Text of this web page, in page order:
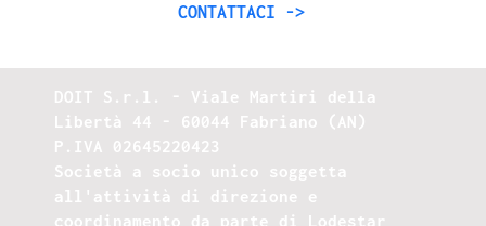
CONTATTACI ->
DOIT S.r.l. - Viale Martiri della
Libertà 44 - 60044 Fabriano (AN)
P.IVA 02645220423
Società a socio unico soggetta
all'attività di direzione e
coordinamento da parte di Lodestar